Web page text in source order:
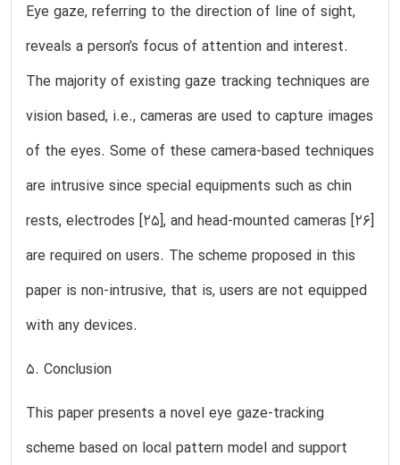
Eye gaze, referring to the direction of line of sight,
reveals a person’s focus of attention and interest.
The majority of existing gaze tracking techniques are
vision based, i.e., cameras are used to capture images
of the eyes. Some of these camera-based techniques
are intrusive since special equipments such as chin
rests, electrodes [25], and head-mounted cameras [26]
are required on users. The scheme proposed in this
paper is non-intrusive, that is, users are not equipped
with any devices.
5. Conclusion
This paper presents a novel eye gaze-tracking
scheme based on local pattern model and support